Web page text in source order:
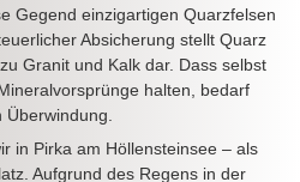
Gegend einzigartigen Quarzfelsen
Absicherung stellt Quarz
Granit und Kalk dar. Dass selbst
halten, bedarf
in Pirka am Höllensteinsee – als
Aufgrund des Regens in der